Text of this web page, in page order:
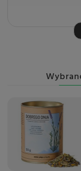
Stopień
Blend czy
Kawa